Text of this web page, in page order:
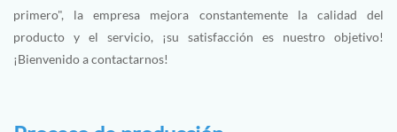
primero", la empresa mejora constantemente la calidad del
producto y el servicio, ¡su satisfacción es nuestro objetivo!
¡Bienvenido a contactarnos!